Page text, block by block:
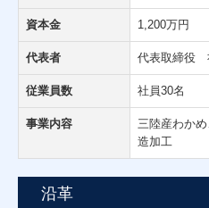
資本金 1,200万円
代表者 代表取締役
従業員数 社員30名
事業内容
三陸産わか
造加工
沿革